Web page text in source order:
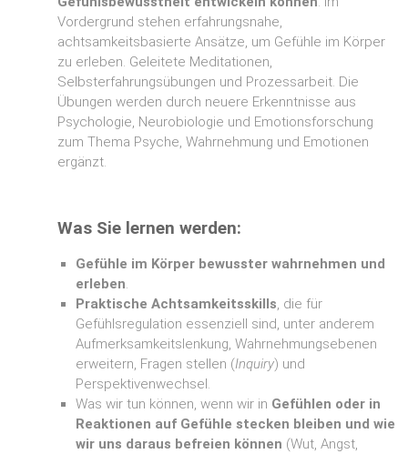
Vordergrund stehen erfahrungsnahe,
achtsamkeitsbasierte Ansätze, um Gefühle im Körper
zu erleben. Geleitete Meditationen,
Selbsterfahrungsübungen und Prozessarbeit. Die
Übungen werden durch neuere Erkenntnisse aus
Psychologie, Neurobiologie und Emotionsforschung
zum Thema Psyche, Wahrnehmung und Emotionen
ergänzt.
Was Sie lernen werden:
Gefühle im Körper bewusster wahrnehmen und
erleben.
Praktische Achtsamkeitsskills, die für
Gefühlsregulation essenziell sind, unter anderem
Aufmerksamkeitslenkung, Wahrnehmungsebenen
erweitern, Fragen stellen (Inquiry) und
Perspektivenwechsel.
Was wir tun können, wenn wir in Gefühlen oder in
Reaktionen auf Gefühle stecken bleiben und wie
wir uns daraus befreien können (Wut, Angst,